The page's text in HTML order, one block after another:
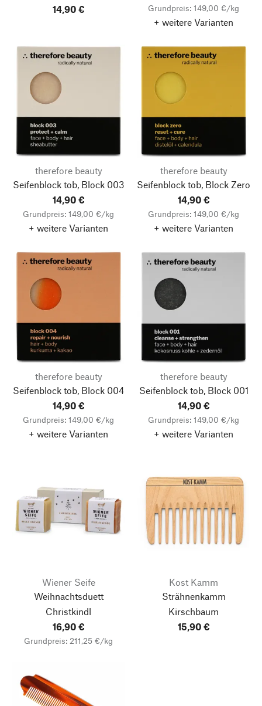
14,90 €
Grundpreis: 149,00 €/kg
+ weitere Varianten
therefore beauty
Seifenblock tob, Block 003
14,90 €
Grundpreis: 149,00 €/kg
+ weitere Varianten
therefore beauty
Seifenblock tob, Block Zero
14,90 €
Grundpreis: 149,00 €/kg
+ weitere Varianten
therefore beauty
Seifenblock tob, Block 004
14,90 €
Grundpreis: 149,00 €/kg
+ weitere Varianten
therefore beauty
Seifenblock tob, Block 001
14,90 €
Grundpreis: 149,00 €/kg
+ weitere Varianten
Wiener Seife
Weihnachtsduett
Christkindl
16,90 €
Grundpreis: 211,25 €/kg
Kost Kamm
Strähnenkamm
Kirschbaum
15,90 €